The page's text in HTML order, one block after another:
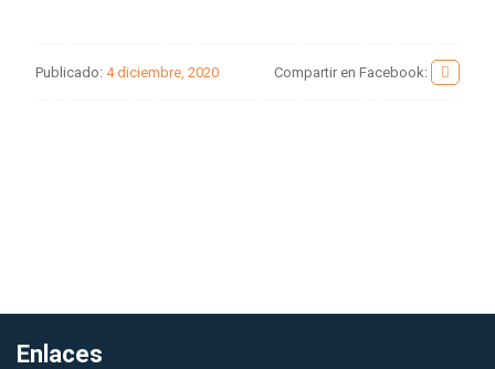
Publicado: 4 diciembre, 2020 Compartir en Facebook:
Enlaces